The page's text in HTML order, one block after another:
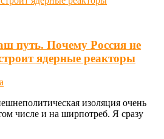
путь. Почему Россия не
ядерные реакторы
изоляция очень
числе и на ширпотреб. Я сразу